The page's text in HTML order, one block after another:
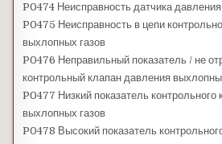
P0474 Неисправность датчика
P0475 Неисправность в цепи
выхлопных газов
P0476 Неправильный показатель / не
контрольный клапан давления
P0477 Низкий показатель контрольного
выхлопных газов
P0478 Высокий показатель